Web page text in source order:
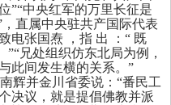
”“中央红军的万里长征是
直属中央驻共产国际代表
电张国焘 ，指 出 ：“ 既
兄处组织仿东北局为例，
此间发生横的关系。”
辉并金川省委说：“番民工
决议，就是提倡佛教并派